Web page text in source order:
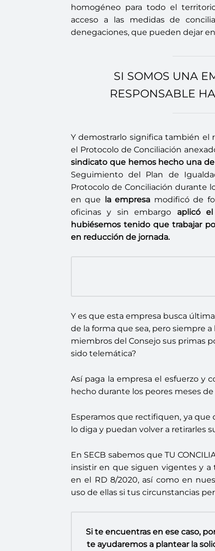
homogéneo para todo el
acceso a las medidas de
denegaciones, que pueden dejar
SI SOMOS UNA
RESPONSABLE
Y demostrarlo significa también
el Protocolo de Conciliación
sindicato que hemos hecho una
Seguimiento del Plan de
Protocolo de Conciliación durante
en que
la empresa modificó de
oficinas y sin embargo aplicó
hubiésemos tenido que trabajar
en reducción de jornada.
Y es que esta empresa busca
de la forma que sea, pero siempre
miembros del Consejo sus primas
sido telemática?
Así paga la empresa el esfuerzo y
hecho durante los peores meses
Esperamos que rectifiquen, ya
lo diga y puedan volver a retirarles
En SECB sabemos que TU
insistir en que siguen vigentes y a
en el RD 8/2020, así como en
uso de ellas si tus circunstancias
Si te encuentras en ese caso,
te ayudaremos a plantear la